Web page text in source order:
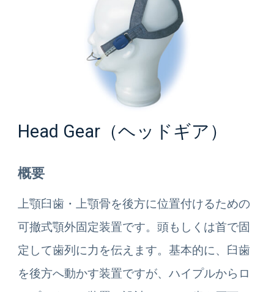
Head Gear（ヘッドギア）
概要
上顎臼歯・上顎骨を後方に位置付けるための
可撤式顎外固定装置です。頭もしくは首で固
定して歯列に力を伝えます。基本的に、臼歯
を後方へ動かす装置ですが、ハイプルからロ